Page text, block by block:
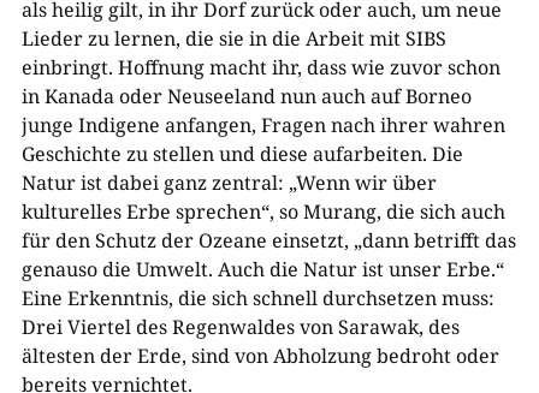
als heilig gilt, in ihr Dorf zurück oder auch, um neue
Lieder zu lernen, die sie in die Arbeit mit SIBS
einbringt. Hoffnung macht ihr, dass wie zuvor schon
in Kanada oder Neuseeland nun auch auf Borneo
junge Indigene anfangen, Fragen nach ihrer wahren
Geschichte zu stellen und diese aufarbeiten. Die
Natur ist dabei ganz zentral: „Wenn wir über
kulturelles Erbe sprechen“, so Murang, die sich auch
für den Schutz der Ozeane einsetzt, „dann betrifft das
genauso die Umwelt. Auch die Natur ist unser Erbe.“
Eine Erkenntnis, die sich schnell durchsetzen muss:
Drei Viertel des Regenwaldes von Sarawak, des
ältesten der Erde, sind von Abholzung bedroht oder
bereits vernichtet.